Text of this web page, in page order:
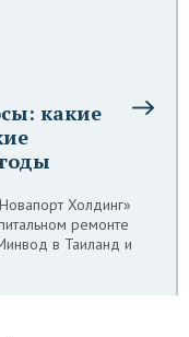
какие
Холдинг»
ремонте
в Таиланд и